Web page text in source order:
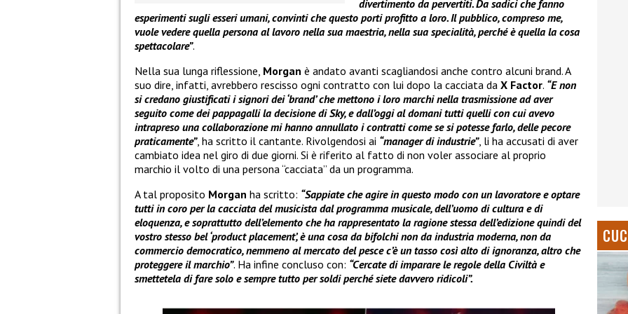
divertimento da pervertiti. Da sadici che fanno
esperimenti sugli esseri umani, convinti che questo porti profitto a loro. Il pubblico, compreso me,
vuole vedere quella persona al lavoro nella sua maestria, nella sua specialità, perché è quella la cosa
spettacolare”.
Nella sua lunga riflessione, Morgan è andato avanti scagliandosi anche contro alcuni brand. A
suo dire, infatti, avrebbero rescisso ogni contratto con lui dopo la cacciata da X Factor. “E non
si credano giustificati i signori dei ‘brand’ che mettono i loro marchi nella trasmissione ad aver
seguito come dei pappagalli la decisione di Sky, e dall’oggi al domani tutti quelli con cui avevo
intrapreso una collaborazione mi hanno annullato i contratti come se si potesse farlo, delle pecore
praticamente”, ha scritto il cantante. Rivolgendosi ai “manager di industrie”, li ha accusati di aver
cambiato idea nel giro di due giorni. Si è riferito al fatto di non voler associare al proprio
marchio il volto di una persona “cacciata” da un programma.
A tal proposito Morgan ha scritto: “Sappiate che agire in questo modo con un lavoratore e optare
tutti in coro per la cacciata del musicista dal programma musicale, dell’uomo di cultura e di
eloquenza, e soprattutto dell’elemento che ha rappresentato la ragione stessa dell’edizione quindi del
vostro stesso bel ‘product placement’, è una cosa da bifolchi non da industria moderna, non da
commercio democratico, nemmeno al mercato del pesce c’è un tasso così alto di ignoranza, altro che
proteggere il marchio”. Ha infine concluso con: “Cercate di imparare le regole della Civiltà e
smettetela di fare solo e sempre tutto per soldi perché siete davvero ridicoli”.